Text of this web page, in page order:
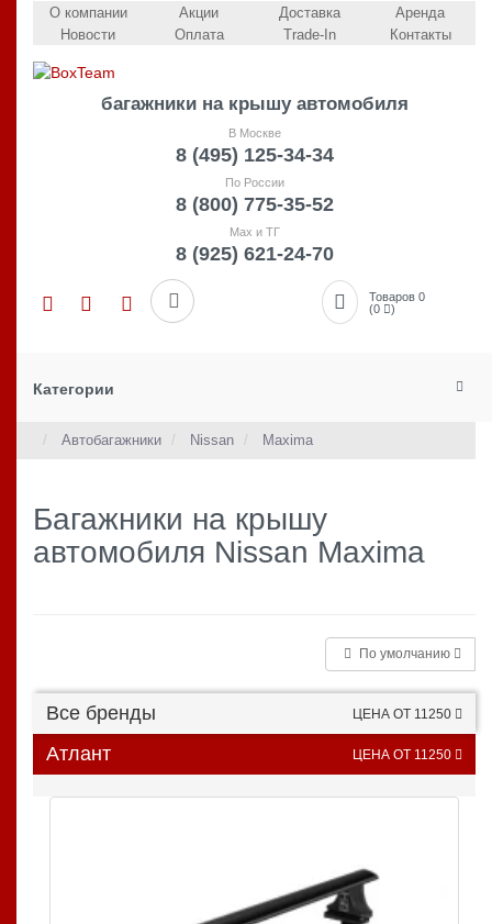
О компании
Новости
Акции
Оплата
Доставка
Trade-In
Аренда
Контакты
багажники на крышу автомобиля
В Москве
8 (495) 125-34-34
По России
8 (800) 775-35-52
Max и ТГ
8 (925) 621-24-70
Товаров 0
(0
)
Категории
Автобагажники Nissan Maxima
Багажники на крышу
автомобиля Nissan Maxima
По умолчанию
Все бренды ЦЕНА ОТ 11250
Атлант ЦЕНА ОТ 11250